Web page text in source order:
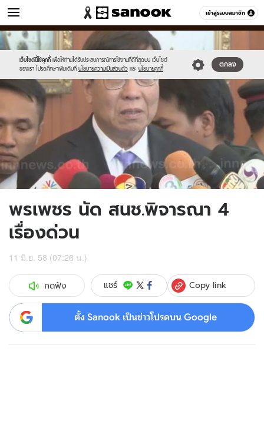
เข้าสู่ระบบสมาชิก
ข่าว หมวดอื่นๆ
เว็บไซต์นี้ใช้คุกกี้ เพื่อให้ท่านได้รับประสบการณ์การใช้งานที่ดีที่สุดบน เว็บไซต์
ของเรา โปรดศึกษาเพิ่มเติมที่ นโยบายความเป็นส่วนตัว และ นโยบายคุกกี้
ตกลง
Sanook
//s.isanook.com/sr/0/images/logo-
new-
sanook.png
600
60
//s.isanook.com/ns/0/ud/362/1810378/624107-
01.jpg
พรเพชร นัด สนช.พิจารณา 4
เรื่องด่วน
11 มิ.ย. 58 (07:26 น.)
กดฟัง แชร์ Copy link
ตั้ง Sanook เป็นข่าวโปรดบน Google